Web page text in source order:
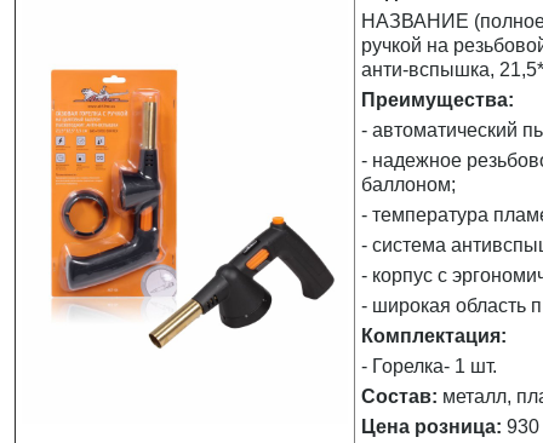
НАЗВАНИЕ
ручкой на
анти-вспышка,
Преимущества:
- автоматический
- надежное
баллоном;
- температура
- система
- корпус с
- широкая область
Комплектация:
- Горелка- 1 шт.
Состав: металл,
Цена розница: 930